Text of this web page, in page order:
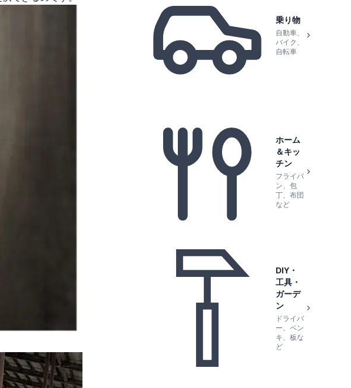
乗り物
自動車、
バイク、
自転車
ホーム
＆キッ
チン
フライパ
ン、包
丁、布団
など
DIY・
工具・
ガーデ
ン
ドライバ
ー、ペン
キ、板な
ど